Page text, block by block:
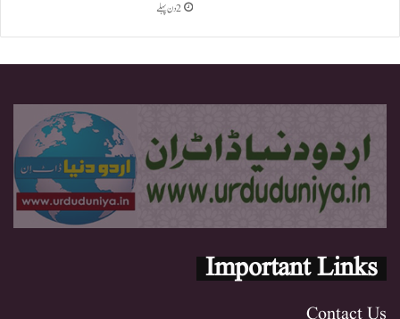
2 دن پہلے
Important Links